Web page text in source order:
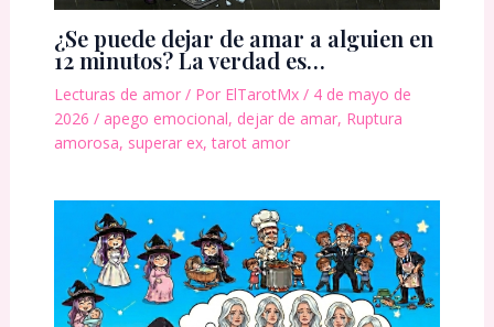
¿Se puede dejar de amar a alguien en
12 minutos? La verdad es…
Lecturas de amor/ Por ElTarotMx / 4 de mayo de
2026 / apego emocional, dejar de amar, Ruptura
amorosa, superar ex,tarot amor